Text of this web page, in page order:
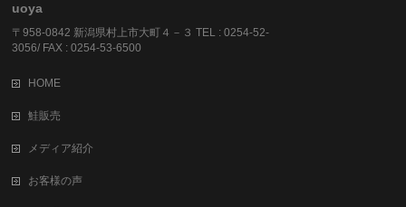
uoya
〒958-0842 新潟県村上市大町４－３ TEL : 0254-52-
3056/ FAX : 0254-53-6500
HOME
鮭販売
メディア紹介
お客様の声